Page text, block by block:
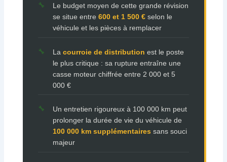
Le budget moyen de cette grande révision
se situe entre 600 et 1 500 €selon le
véhicule et les pièces à remplacer
La courroie de distribution est le poste
le plus critique : sa rupture entraîne une
casse moteur chiffrée entre 2 000 et 5
000 €
Un entretien rigoureux à 100 000 km peut
prolonger la durée de vie du véhicule de
100 000 km supplémentaires sans souci
majeur